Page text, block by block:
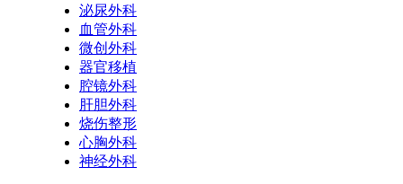
泌尿外科
血管外科
微创外科
器官移植
腔镜外科
肝胆外科
烧伤整形
心胸外科
神经外科